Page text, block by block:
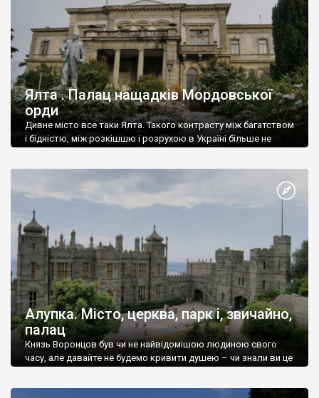
Ялта . Палац нащадків Мордовської
орди
Дивне місто все таки Ялта. Такого контрасту між багатством
і бідністю, між розкішшю і розрухою в Україні більше не
Алупка. Місто, церква, парк і, звичайно,
палац
Князь Воронцов був чи не найвідомішою людиною свого
часу, але давайте не будемо кривити душею – чи знали ви це